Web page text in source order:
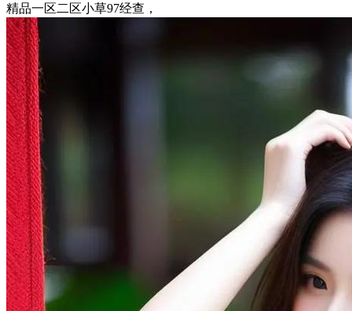
精品一区二区小草97经查，